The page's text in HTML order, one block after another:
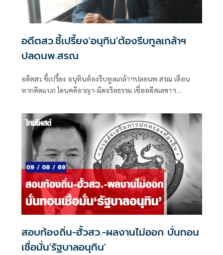
อดีตสว.ชี้เปรี้ยง'อนุทิน'ต้องรีบทูลเกล้าฯ
ปลดนพ.สรณ
อดีตสว.ชี้เปรี้ยง อนุทินต้องรีบทูลเกล้าฯปลดนพ.สรณ เตือน
หากคิดแบก โดนคดีอาญา-ผิดจริยธรรม เชื่ออดีตเลขาฯ
สอบท้องถิ่น-ฮั้วสว.-ผลงานไม่ออก บั่นทอน
เชื่อมั่น'รัฐบาลอนุทิน'